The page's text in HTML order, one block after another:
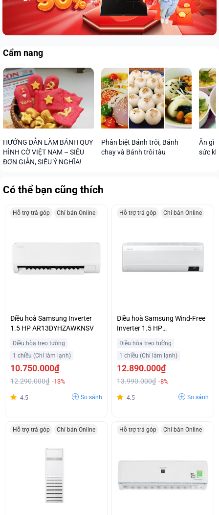
Cẩm nang
HƯỚNG DẪN LÀM BÁNH QUY
HÌNH CỜ VIỆT NAM – SIÊU
ĐƠN GIẢN, SIÊU Ý NGHĨA!
Phân biệt Bánh trôi, Bánh
chay và Bánh trôi tàu
Ăn gì
sức
Có thể bạn cũng thích
Hỗ trợ trả góp Chỉ bán Online
Điều hoà Samsung Inverter
1.5 HP AR13DYHZAWKNSV
Điều hòa treo tường
1 chiều (Chỉ làm lạnh)
10.750.000₫
12.290.000₫ -13%
4.5 So sánh
Hỗ trợ trả góp Chỉ bán Online
Điều hoà Samsung Wind-Free
Inverter 1.5 HP
Điều hòa treo tường
1 chiều (Chỉ làm lạnh)
12.890.000₫
13.990.000₫ -8%
4.5 So sánh
Hỗ trợ trả góp Chỉ bán Online Hỗ trợ trả góp Chỉ bán Online